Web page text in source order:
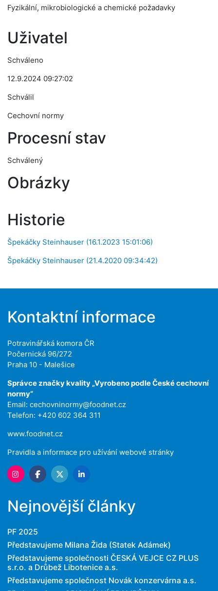
Fyzikální, mikrobiologické a chemické požadavky
Uživatel
Schváleno
12.9.2024 09:27:02
Schválil
Cechovní normy
Procesní stav
Schválený
Obrázky
Historie
Špekáčky Steinhauser (16.1.2023 15:01:06)
Špekáčky Steinhauser (21.4.2020 09:34:42)
Kontaktní informace
Potravinářská komora ČR
Počernická 96/272
Praha 10 - Malešice
Správce značky kvality „Vyrobeno podle České cechovní
normy“
Email: cechovninormy@foodnet.cz
Telefon: +420 602 364 311
www.foodnet.cz
Pravidla a informace pro užívání webové stránky
Nejnovější články
PF 2025
Představujeme Milana Žida (Statek Adámek)
Představujeme společnosti ČESKÁ VEJCE CZ PLUS
s.r.o. a Drůbež Libotenice a.s.
Představujeme společnost Novák konzervárna a.s.